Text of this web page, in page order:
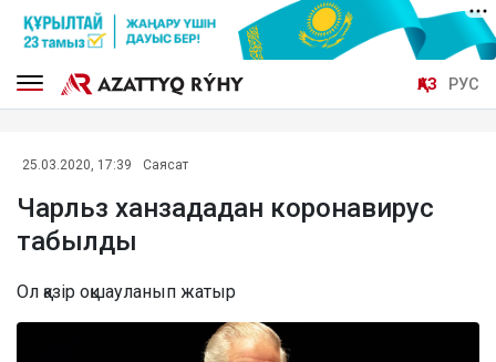
ҚАЗ РУС
25.03.2020, 17:39 Саясат
Чарльз ханзададан коронавирус
табылды
Ол қазір оқшауланып жатыр